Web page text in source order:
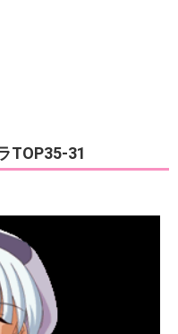
TOP35-31